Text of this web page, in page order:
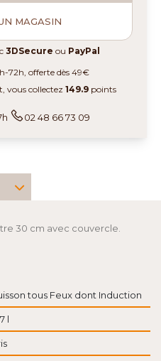
MAGASIN
3DSecure ou PayPal
72h, offerte dès 49€
vous collectez149.9 points
02 48 66 73 09
30 cm avec couvercle.
tous Feux dont Induction
l